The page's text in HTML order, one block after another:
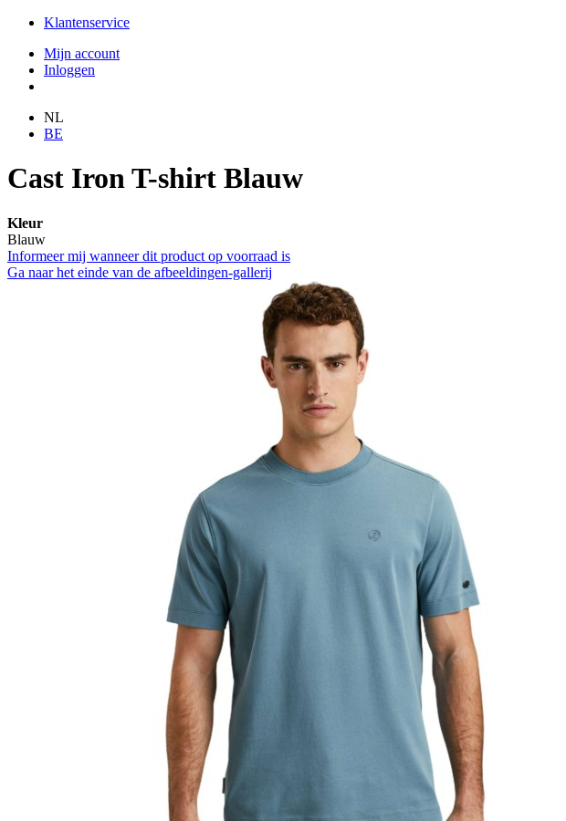
Klantenservice
Mijn account
Inloggen
NL
BE
Cast Iron T-shirt Blauw
Kleur
Blauw
Informeer mij wanneer dit product op voorraad is
Ga naar het einde van de afbeeldingen-gallerij